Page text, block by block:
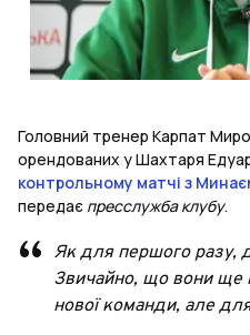
Головний тренер Карпат
орендованих у Шахтаря
контрольному матчі з
передає пресслужба клубу.
Як для першого разу,
Звичайно, що вони ще
нової команди, але